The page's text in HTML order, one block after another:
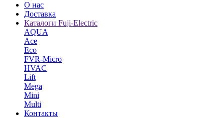
О нас
Доставка
Каталоги Fuji-Electric
AQUA
Ace
Eco
FVR-Micro
HVAC
Lift
Mega
Mini
Multi
Контакты